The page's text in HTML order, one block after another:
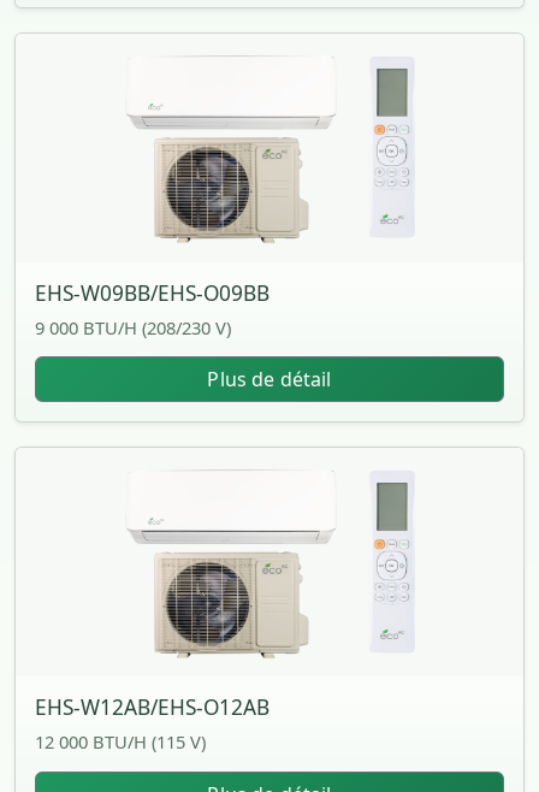
EHS-W09BB/EHS-O09BB
9 000 BTU/H (208/230 V)
Plus de détail
EHS-W12AB/EHS-O12AB
12 000 BTU/H (115 V)